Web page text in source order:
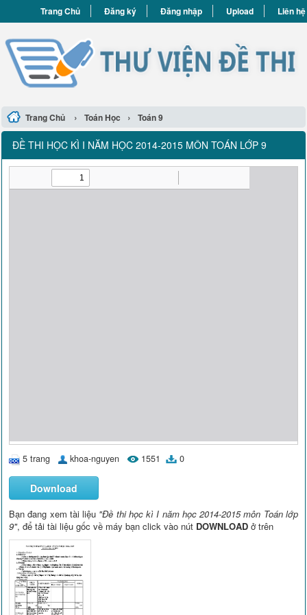
Trang Chủ Đăng ký Đăng nhập Upload Liên hệ
Trang Chủ › Toán Học › Toán 9
ĐỀ THI HỌC KÌ I NĂM HỌC 2014-2015 MÔN TOÁN LỚP 9
5 trang khoa-nguyen 1551 0
Download
Bạn đang xem tài liệu "Đề thi học kì I năm học 2014-2015 môn Toán lớp
9", để tải tài liệu gốc về máy bạn click vào nút DOWNLOAD ở trên